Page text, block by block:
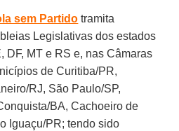
sem Partido tramita
Legislativas dos estados
DF, MT e RS e, nas Câmaras
de Curitiba/PR,
RJ, São Paulo/SP,
BA, Cachoeiro de
Iguaçu/PR; tendo sido